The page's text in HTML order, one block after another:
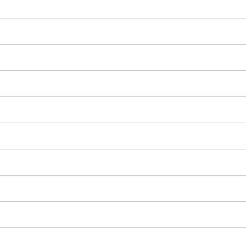
Wir benötigen deine Zustimmung, um